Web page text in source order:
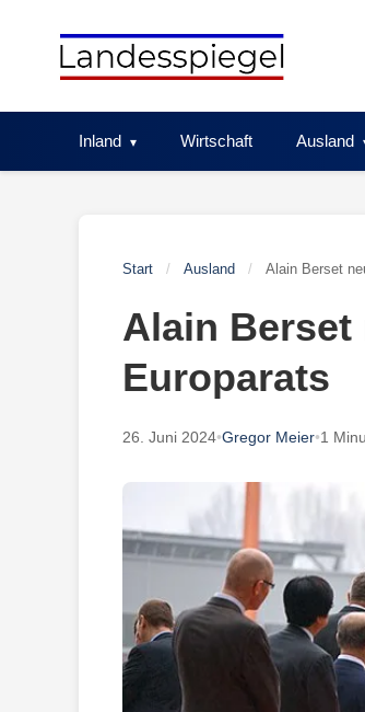
Inland Wirtschaft Ausland
Start / Ausland / Alain Berset
Alain Berset
Europarats
26. Juni 2024•Gregor Meier•1